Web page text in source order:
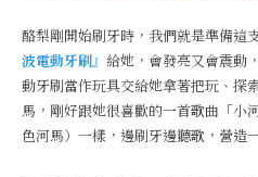
酪梨剛開始刷牙時，我們就是準備這
波電動牙刷』 給她，會發亮又會震動
動牙刷當作玩具交給她拿著把玩、探
馬，剛好跟她很喜歡的一首歌曲「
色河馬）一樣，邊刷牙邊聽歌，營造